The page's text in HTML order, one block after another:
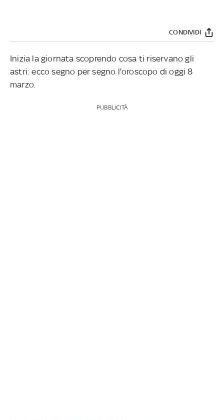
CONDIVIDI
Inizia la giornata scoprendo cosa ti riservano gli
astri: ecco segno per segno l'oroscopo di oggi 8
marzo.
PUBBLICITÀ